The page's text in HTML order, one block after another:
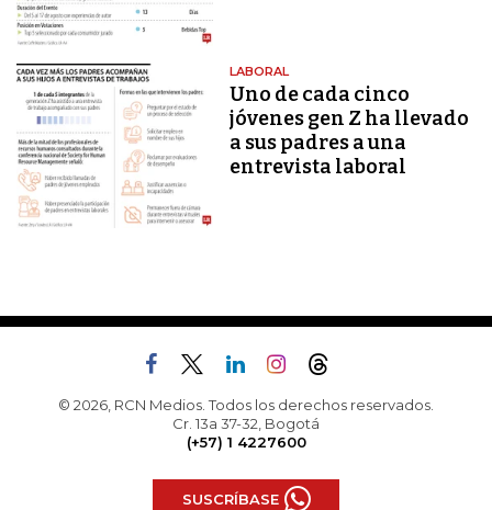
LABORAL
Uno de cada cinco
jóvenes gen Z ha llevado
a sus padres a una
entrevista laboral
© 2026, RCN Medios. Todos los derechos reservados.
Cr. 13a 37-32, Bogotá
(+57) 1 4227600
SUSCRÍBASE